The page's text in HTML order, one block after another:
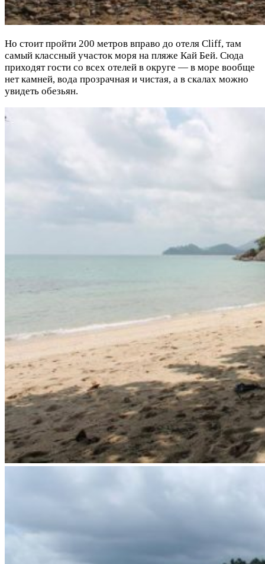
Но стоит пройти 200 метров вправо до отеля Cliff, там
самый классный участок моря на пляже Кай Бей. Сюда
приходят гости со всех отелей в округе — в море вообще
нет камней, вода прозрачная и чистая, а в скалах можно
увидеть обезьян.